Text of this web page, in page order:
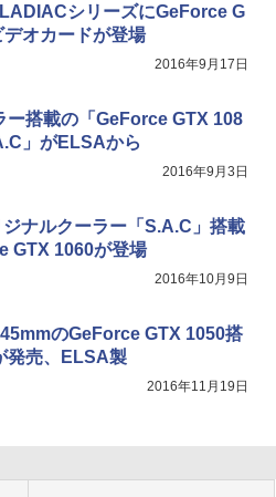
シリーズにGeForce G
オカードが登場
2016年9月17日
ー搭載の「GeForce GTX 108
」がELSAから
2016年9月3日
ナルクーラー「S.A.C」搭載
GTX 1060が登場
2016年10月9日
のGeForce GTX 1050搭
発売、ELSA製
2016年11月19日